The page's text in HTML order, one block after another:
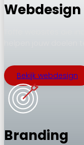
Webdesign
Bekijk webdesign
Branding